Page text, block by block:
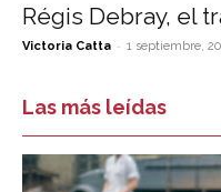
Régis Debray, el
Victoria Catta - 1 septiembre,
Las más leídas